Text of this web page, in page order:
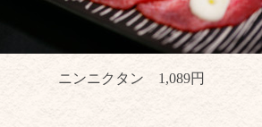
ニンニクタン 1,089円